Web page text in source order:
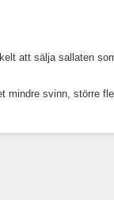
att sälja sallaten
mindre svinn, större